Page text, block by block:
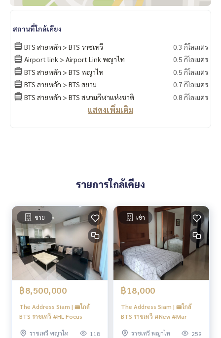
What App+6693-943-4388
LINE ID : @BPP2019
-
#Ja
สถานที่ใกล้เคียง
BTS สายหลัก > BTS ราชเทวี
0.3 กิโลเมตร
Airport link > Airport Link พญาไท
0.5 กิโลเมตร
BTS สายหลัก > BTS พญาไท
0.5 กิโลเมตร
BTS สายหลัก > BTS สยาม
0.7 กิโลเมตร
BTS สายหลัก > BTS สนามกีฬาแห่งชาติ
0.8 กิโลเมตร
แสดงเพิ่มเติม
รายการใกล้เคียง
ขาย
฿8,500,000
The Address Siam | 🚝ใกล้
BTS ราชเทวี #HL Focus
ราชเทวี พญาไท 118
เช่า
฿18,000
The Address Siam | 🚝ใกล้
BTS ราชเทวี #New #Mar
ราชเทวี พญาไท 259